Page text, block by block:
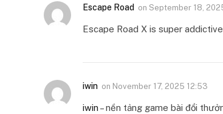
Escape Road on September 18,
Escape Road X is super
iwin on November 17, 2025 12:53
iwin – nền tảng game bài đổi